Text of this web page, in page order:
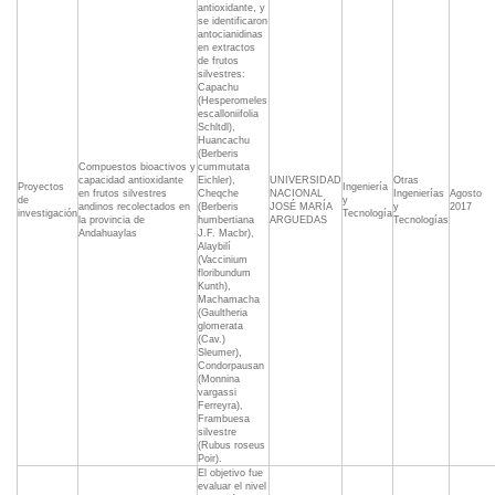
Proyectos
de
investigación
Compuestos bioactivos y
capacidad antioxidante
en frutos silvestres
andinos recolectados en
la provincia de
Andahuaylas
antioxidante, y
se identificaron
antocianidinas
en extractos
de frutos
silvestres:
Capachu
(Hesperomeles
escalloniifolia
Schltdl),
Huancachu
(Berberis
cummutata
Eichler),
Cheqche
(Berberis
humbertiana
J.F. Macbr),
Alaybilí
(Vaccinium
floribundum
Kunth),
Machamacha
(Gaultheria
glomerata
(Cav.)
Sleumer),
Condorpausan
(Monnina
vargassi
Ferreyra),
Frambuesa
silvestre
(Rubus roseus
Poir).
UNIVERSIDAD
NACIONAL
JOSÉ MARÍA
ARGUEDAS
Ingeniería
y
Tecnología
Otras
Ingenierías
y
Tecnologías
Agosto
2017
El objetivo fue
evaluar el nivel